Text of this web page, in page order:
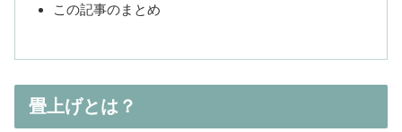
この記事のまとめ
畳上げとは？